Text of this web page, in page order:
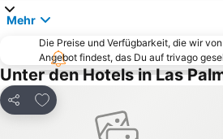
Mehr
Die Preise und Verfügbarkeit, die wir
Angebot findest, das Du auf trivago
Unter den Hotels in Las
Teilen
Zu Favoriten hinzufügen